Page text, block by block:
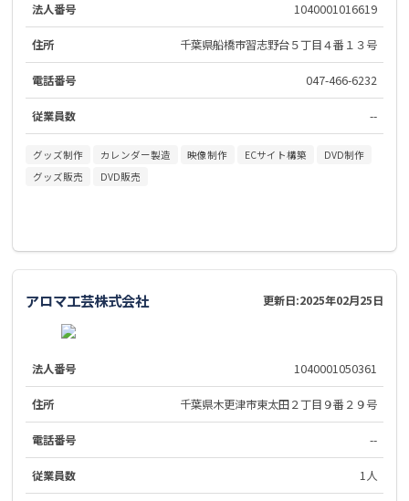
法人番号 1040001016619
住所 千葉県船橋市習志野台５丁目４番１３号
電話番号 047-466-6232
従業員数 --
グッズ制作 カレンダー製造 映像制作 ECサイト構築
DVD制作
グッズ販売
DVD販売
アロマ工芸株式会社 更新日:2025年02月25日
法人番号 1040001050361
住所 千葉県木更津市東太田２丁目９番２９号
電話番号 --
従業員数 1人